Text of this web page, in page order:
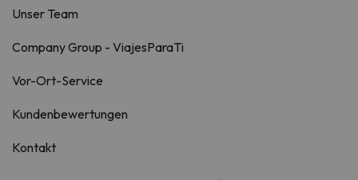
Unser Team
Company Group - ViajesParaTi
Vor-Ort-Service
Kundenbewertungen
Kontakt